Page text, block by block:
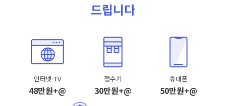
드립니다
인터넷·TV
48만원+@
정수기
30만원+@
휴대폰
50만원+@